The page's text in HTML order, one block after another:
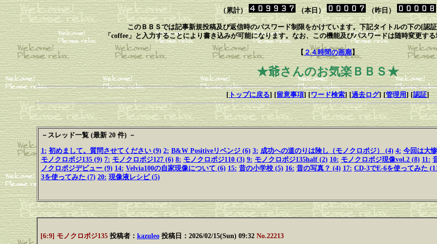
（累計） （本日） （昨日）
このＢＢＳでは記事新規投稿及び返信時のパスワード制限をかけています。下記タイトルの下の[認
「coffee」と入力することにより書き込みが可能になります。なお、この機能及びパスワードは随時変更す
【２４時間の画廊】
★爺さんのお気楽ＢＢＳ★
[トップに戻る] [留意事項] [ワード検索] [過去ログ] [管理用] [認証]
－スレッド一覧 (最新 20 件) －
1: 初めまして。質問させてください (9) 2: B&W Positiveリベンジ (6) 3: 成功への道のりは険し（モノクロポジ） (4) 4: 今回は大
モノクロポジ135 (9) 7: モノクロポジ127 (6) 8: モノクロポジ110 (3) 9: モノクロポジ135half (2) 10: モノクロポジ現像vol.2 (8) 11:
ノクロポジデビュー (9) 14: Velvia100の自家現像について (6) 15: 昔の小学校 (5) 16: 昔の写真？ (4) 17: CD-3でE-6を使ってみた
3を使ってみた (7) 20: 現像液レシピ (5)
[6:9] モノクロポジ135投稿者： kazuleo投稿日：2026/02/15(Sun) 09:32 No.22213